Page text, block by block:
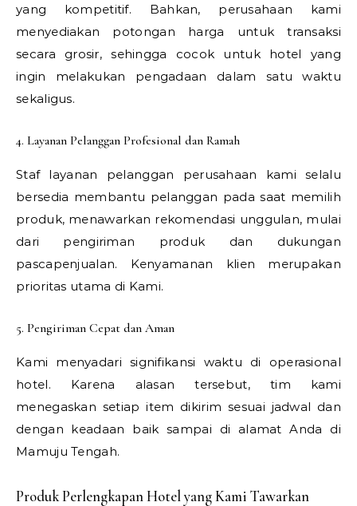
yang kompetitif. Bahkan, perusahaan kami
menyediakan potongan harga untuk transaksi
secara grosir, sehingga cocok untuk hotel yang
ingin melakukan pengadaan dalam satu waktu
sekaligus.
4. Layanan Pelanggan Profesional dan Ramah
Staf layanan pelanggan perusahaan kami selalu
bersedia membantu pelanggan pada saat memilih
produk, menawarkan rekomendasi unggulan, mulai
dari pengiriman produk dan dukungan
pascapenjualan. Kenyamanan klien merupakan
prioritas utama di Kami.
5. Pengiriman Cepat dan Aman
Kami menyadari signifikansi waktu di operasional
hotel. Karena alasan tersebut, tim kami
menegaskan setiap item dikirim sesuai jadwal dan
dengan keadaan baik sampai di alamat Anda di
Mamuju Tengah.
Produk Perlengkapan Hotel yang Kami Tawarkan